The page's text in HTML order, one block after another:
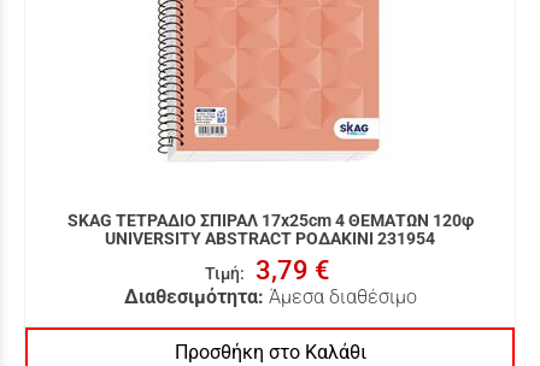
SKAG ΤΕΤΡΑΔΙΟ ΣΠΙΡΑΛ 17x25cm 4 ΘΕΜΑΤΩΝ 120φ
UNIVERSITY ABSTRACT ΡΟΔΑΚΙΝΙ 231954
Τιμή: 3,79 €
Διαθεσιμότητα: Άμεσα διαθέσιμο
Προσθήκη στο Καλάθι